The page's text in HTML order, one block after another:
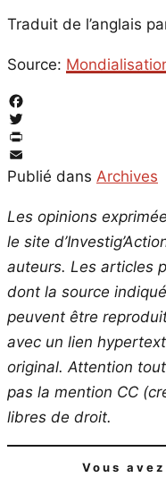
Traduit de l’anglais
Source:
Facebook
Twitter
PrintFriendly
Email
Publié dans Archives
Les opinions
le site
auteurs. Les articles
dont la source
peuvent être
avec un lien
original. Attention
pas la mention CC
libres de droit.
Vous